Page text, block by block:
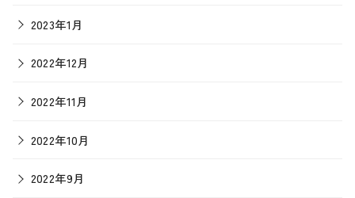
2023年1月
2022年12月
2022年11月
2022年10月
2022年9月